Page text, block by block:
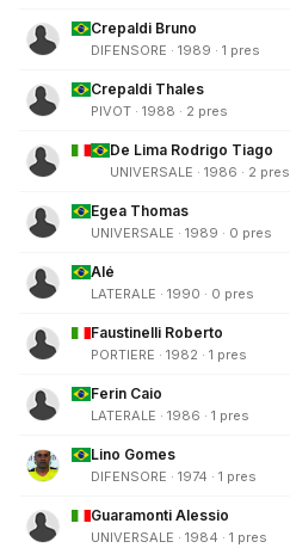
Crepaldi Bruno
DIFENSORE · 1989 · 1 pres
Crepaldi Thales
PIVOT · 1988 · 2 pres
De Lima Rodrigo Tiago
UNIVERSALE · 1986 · 2 pres
Egea Thomas
UNIVERSALE · 1989 · 0 pres
Alé
LATERALE · 1990 · 0 pres
Faustinelli Roberto
PORTIERE · 1982 · 1 pres
Ferin Caio
LATERALE · 1986 · 1 pres
Lino Gomes
DIFENSORE · 1974 · 1 pres
Guaramonti Alessio
UNIVERSALE · 1984 · 1 pres